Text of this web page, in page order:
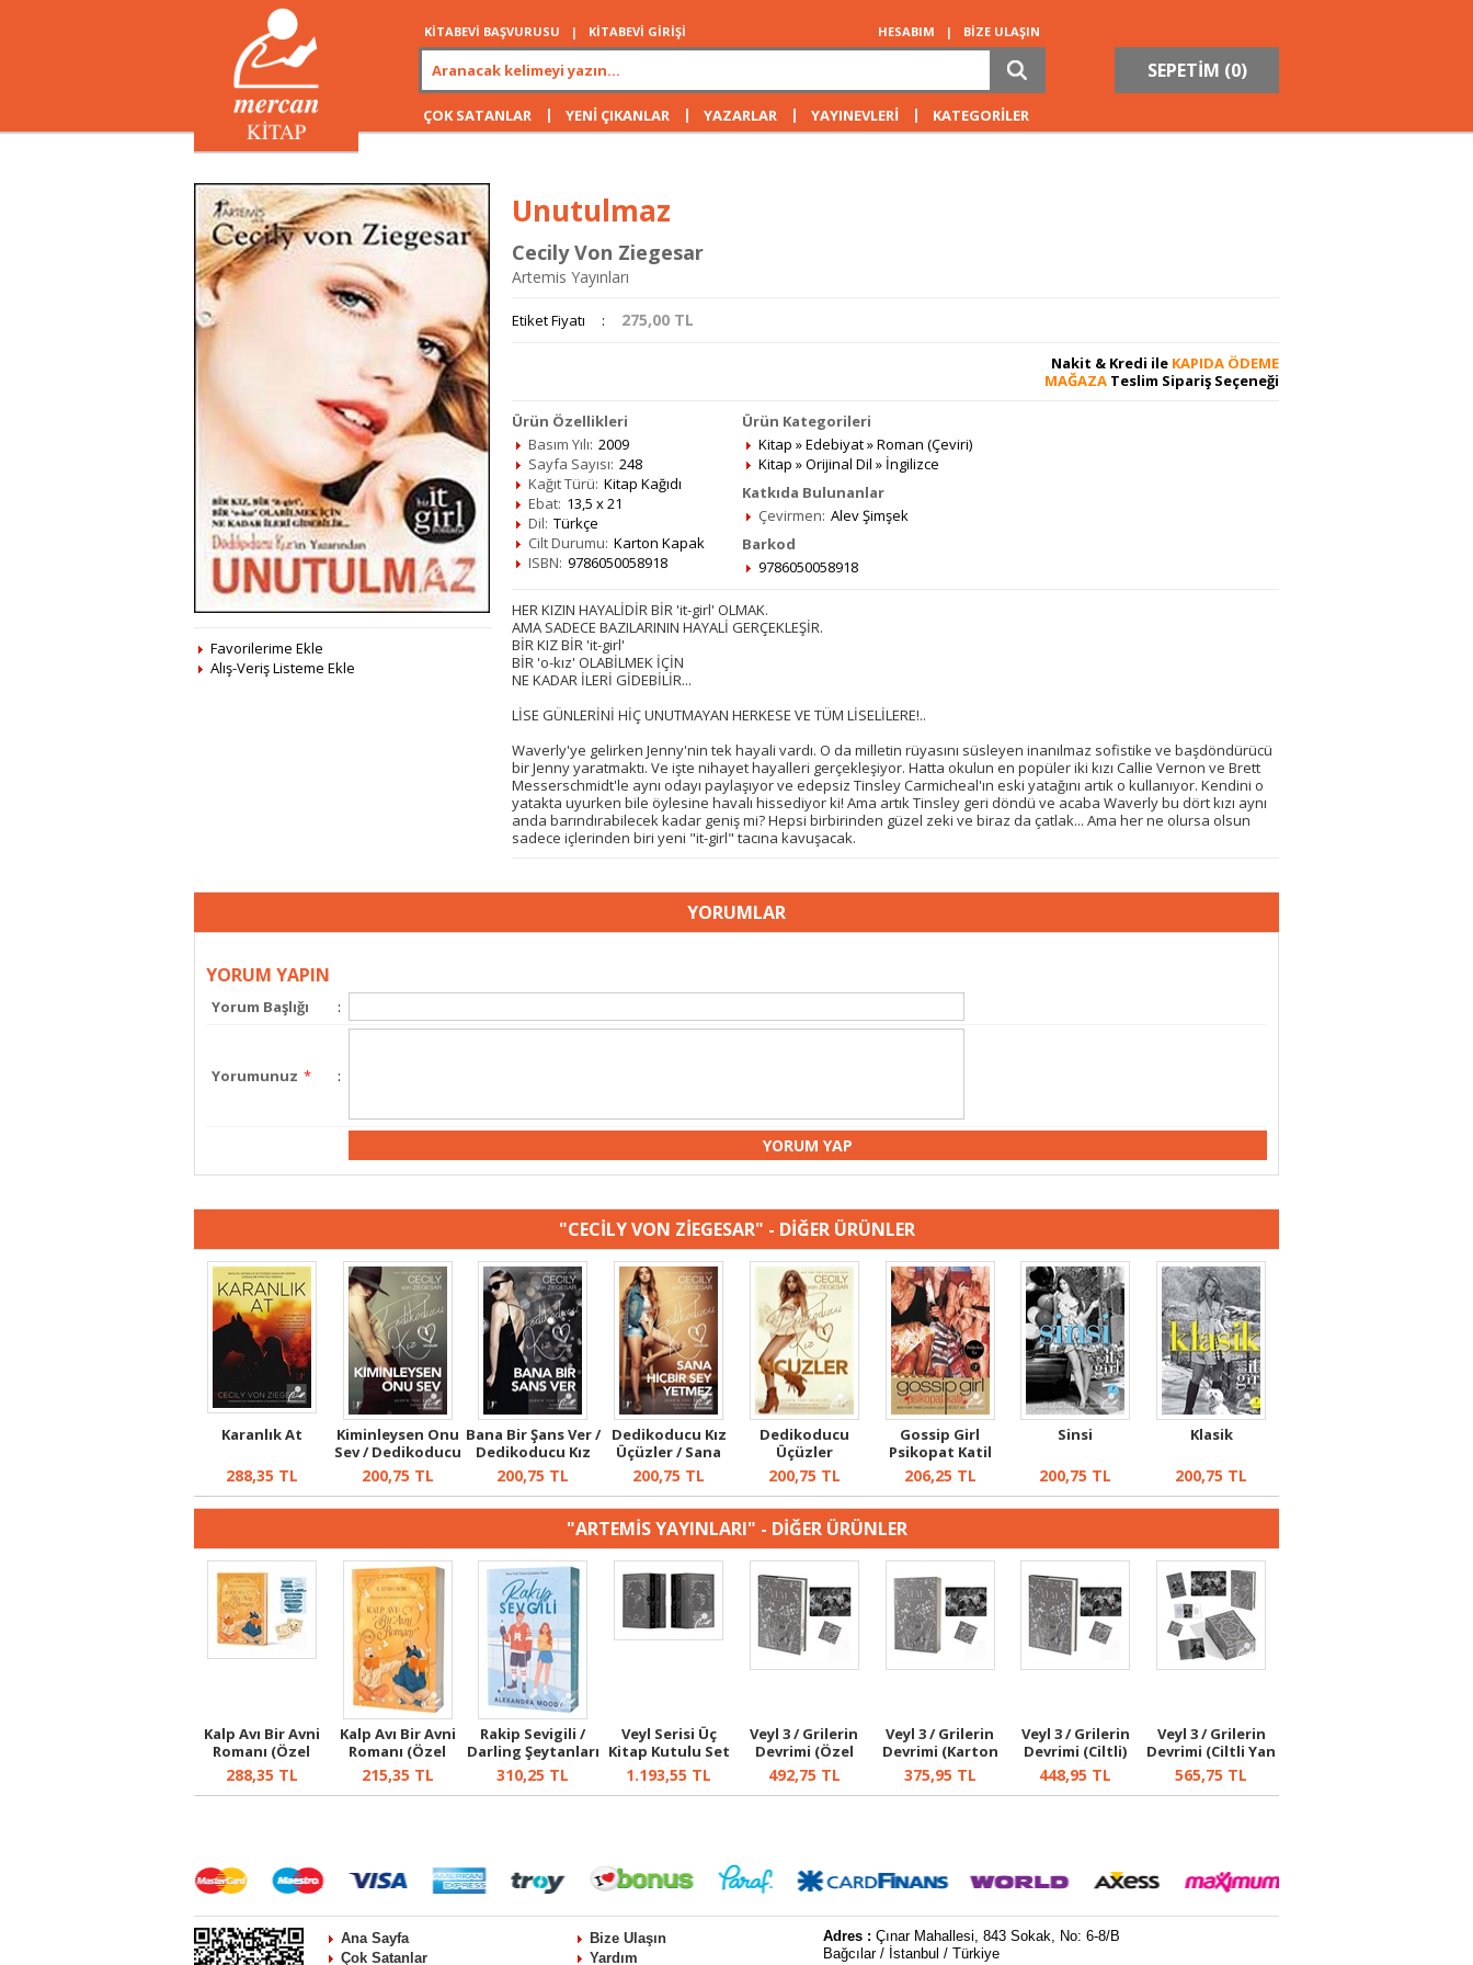
KİTABEVİ BAŞVURUSU | KİTABEVİ GİRİŞİ HESABIM | BİZE ULAŞIN
SEPETİM (0)
ÇOK SATANLAR | YENİ ÇIKANLAR | YAZARLAR | YAYINEVLERİ | KATEGORİLER
Favorilerime Ekle
Alış-Veriş Listeme Ekle
Unutulmaz
Cecily Von Ziegesar
Artemis Yayınları
Etiket Fiyatı : 275,00 TL
Nakit & Kredi ile KAPIDA ÖDEME
MAĞAZA Teslim Sipariş Seçeneği
Ürün Özellikleri
Basım Yılı: 2009
Sayfa Sayısı: 248
Kağıt Türü: Kitap Kağıdı
Ebat: 13,5 x 21
Dil: Türkçe
Cilt Durumu: Karton Kapak
ISBN: 9786050058918
Ürün Kategorileri
Kitap »Edebiyat»Roman (Çeviri)
Kitap »Orijinal Dil » İngilizce
Katkıda Bulunanlar
Çevirmen: Alev Şimşek
Barkod
9786050058918
HER KIZIN HAYALİDİR BİR 'it-girl' OLMAK.
AMA SADECE BAZILARININ HAYALİ GERÇEKLEŞİR.
BİR KIZ BİR 'it-girl'
BİR 'o-kız' OLABİLMEK İÇİN
NE KADAR İLERİ GİDEBİLİR...
LİSE GÜNLERİNİ HİÇ UNUTMAYAN HERKESE VE TÜM LİSELİLERE!..
Waverly'ye gelirken Jenny'nin tek hayali vardı. O da milletin rüyasını süsleyen inanılmaz sofistike ve başdöndürücü
bir Jenny yaratmaktı. Ve işte nihayet hayalleri gerçekleşiyor. Hatta okulun en popüler iki kızı Callie Vernon ve Brett
Messerschmidt'le aynı odayı paylaşıyor ve edepsiz Tinsley Carmicheal'ın eski yatağını artık o kullanıyor. Kendini o
yatakta uyurken bile öylesine havalı hissediyor ki! Ama artık Tinsley geri döndü ve acaba Waverly bu dört kızı aynı
anda barındırabilecek kadar geniş mi? Hepsi birbirinden güzel zeki ve biraz da çatlak... Ama her ne olursa olsun
sadece içlerinden biri yeni "it-girl" tacına kavuşacak.
YORUMLAR
YORUM YAPIN
Yorum Başlığı :
Yorumunuz * :
"CECİLY VON ZİEGESAR" - DİĞER ÜRÜNLER
Karanlık At
288,35 TL
Kiminleysen Onu
Sev / Dedikoducu
Kız Üçü...
200,75 TL
Bana Bir Şans Ver /
Dedikoducu Kız
Üçüzl...
200,75 TL
Dedikoducu Kız
Üçüzler / Sana
Hiçbir Şey...
200,75 TL
Dedikoducu
Üçüzler
200,75 TL
Gossip Girl
Psikopat Katil
206,25 TL
Sinsi
200,75 TL
Klasik
200,75 TL
"ARTEMİS YAYINLARI" - DİĞER ÜRÜNLER
Kalp Avı Bir Avni
Romanı (Özel
Baskı) (C...
288,35 TL
Kalp Avı Bir Avni
Romanı (Özel
Baskı)
215,35 TL
Rakip Sevigili /
Darling Şeytanları
1
310,25 TL
Veyl Serisi Üç
Kitap Kutulu Set
(Ciltli)
1.193,55 TL
Veyl 3 / Grilerin
Devrimi (Özel
Baskı Ya...
492,75 TL
Veyl 3 / Grilerin
Devrimi (Karton
Kapak)
375,95 TL
Veyl 3 / Grilerin
Devrimi (Ciltli)
448,95 TL
Veyl 3 / Grilerin
Devrimi (Ciltli Yan
Bo...
565,75 TL
Ana Sayfa
Çok Satanlar
Bize Ulaşın
Yardım
Adres :Çınar Mahallesi, 843 Sokak, No: 6-8/B
Bağcılar / İstanbul / Türkiye